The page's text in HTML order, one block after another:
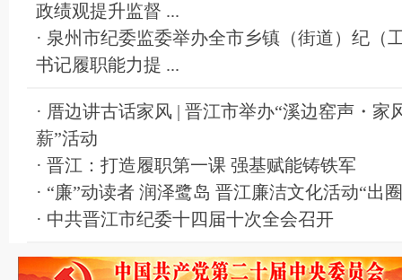
政绩观提升监督 ...
· 泉州市纪委监委举办全市乡镇（街道）纪（
书记履职能力提 ...
· 厝边讲古话家风 | 晋江市举办“溪边窑声・家
薪”活动
· 晋江：打造履职第一课 强基赋能铸铁军
· “廉”动读者 润泽鹭岛 晋江廉洁文化活动“出
· 中共晋江市纪委十四届十次全会召开